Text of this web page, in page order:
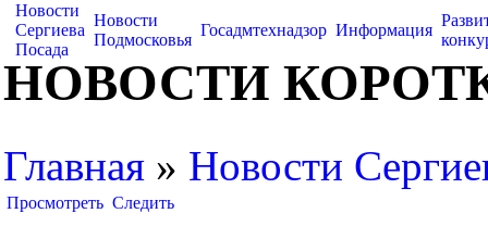
Новости
Сергиева
Посада
Новости
Подмосковья
Госадмтехнадзор Информация
НОВОСТИ
Главная » Новости
Просмотреть Следить